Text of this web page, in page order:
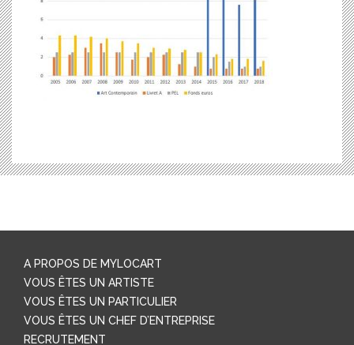
A PROPOS DE MYLOCART
VOUS ÊTES UN ARTISTE
VOUS ÊTES UN PARTICULIER
VOUS ÊTES UN CHEF D’ENTREPRISE
RECRUTEMENT